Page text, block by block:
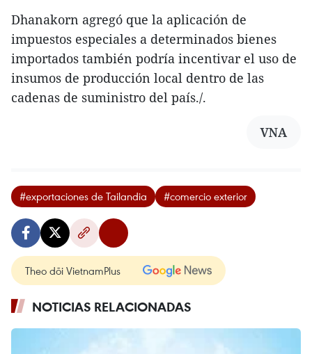
Dhanakorn agregó que la aplicación de
impuestos especiales a determinados bienes
importados también podría incentivar el uso de
insumos de producción local dentro de las
cadenas de suministro del país./.
VNA
#exportaciones de Tailandia #comercio exterior
Theo dõi VietnamPlus
NOTICIAS RELACIONADAS